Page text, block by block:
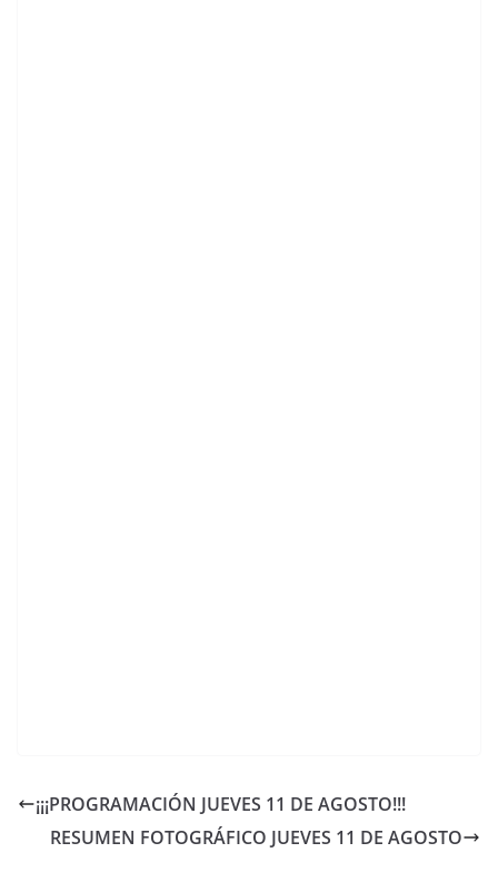
¡¡¡PROGRAMACIÓN JUEVES 11 DE AGOSTO!!!
RESUMEN FOTOGRÁFICO JUEVES 11 DE AGOSTO